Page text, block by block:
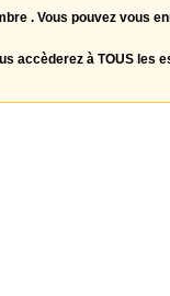
. Vous pouvez vous
accèderez à TOUS les